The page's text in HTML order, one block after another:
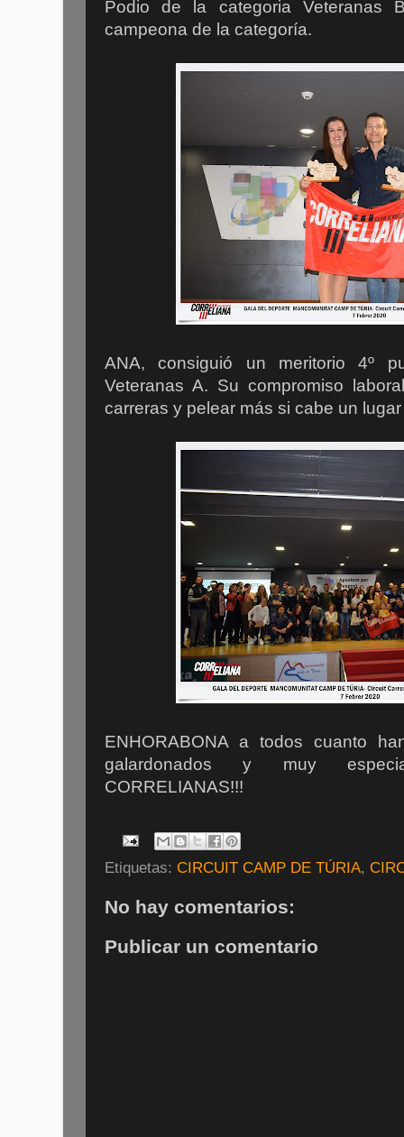
Podio de la categoria Veteranas
campeona de la categoría.
ANA, consiguió un meritorio 4º
Veteranas A. Su compromiso
carreras y pelear más si cabe un
ENHORABONA a todos cuanto
galardonados y muy
CORRELIANAS!!!
Etiquetas: CIRCUIT CAMP DE TÚRIA,
No hay comentarios:
Publicar un comentario